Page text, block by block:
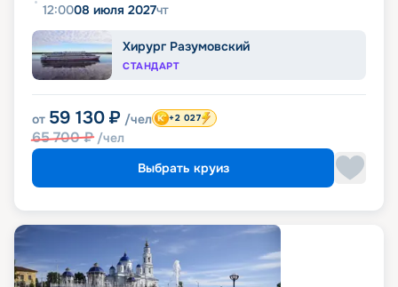
12:0008 июля 2027чт
Хирург Разумовский
СТАНДАРТ
от 59 130 ₽ /чел
65 700₽ /чел
+2 027
Выбрать круиз